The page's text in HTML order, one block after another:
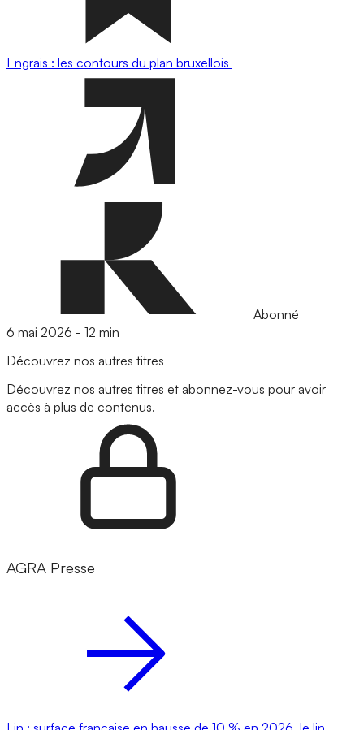
Engrais : les contours du plan bruxellois
Abonné
6 mai 2026 - 12 min
Découvrez nos autres titres
Découvrez nos autres titres et abonnez-vous pour avoir
accès à plus de contenus.
AGRA Presse